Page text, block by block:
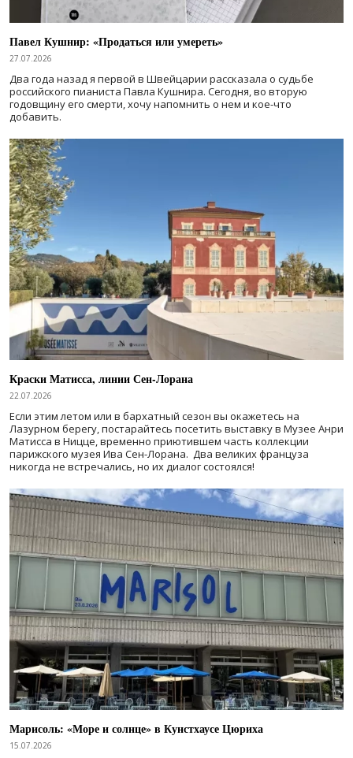
Павел Кушнир: «Продаться или умереть»
27.07.2026
Два года назад я первой в Швейцарии рассказала о судьбе
российского пианиста Павла Кушнира. Сегодня, во вторую
годовщину его смерти, хочу напомнить о нем и кое-что
добавить.
Краски Матисса, линии Сен-Лорана
22.07.2026
Если этим летом или в бархатный сезон вы окажетесь на
Лазурном берегу, постарайтесь посетить выставку в Музее Анри
Матисса в Ницце, временно приютившем часть коллекции
парижского музея Ива Сен-Лорана. Два великих француза
никогда не встречались, но их диалог состоялся!
Марисоль: «Море и солнце» в Кунстхаусе Цюриха
15.07.2026